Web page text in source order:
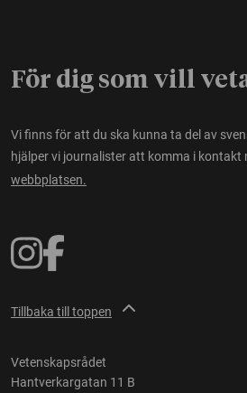
För dig som vill
Vi finns för att du ska kunna ta del av
hjälper vi journalister att komma i kontakt
webbplatsen.
Tillbaka till toppen
Vetenskapsrådet
Hantverkargatan 11 B